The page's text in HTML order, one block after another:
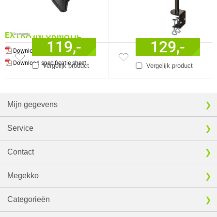
EXTRA INFORMATIE
Download producthandleiding
Download specificatie sheet
Vergelijk product
119,-
Vergelijk product
129,-
Mijn gegevens
Service
Contact
Megekko
Categorieën